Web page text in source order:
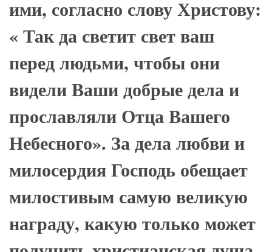
ими, согласно слову Христову:
« Так да светит свет ваш
перед людьми, чтобы они
видели Ваши добрые дела и
прославляли Отца Вашего
Небесного». За дела любви и
милосердия Господь обещает
милостивым самую великую
награду, какую только может